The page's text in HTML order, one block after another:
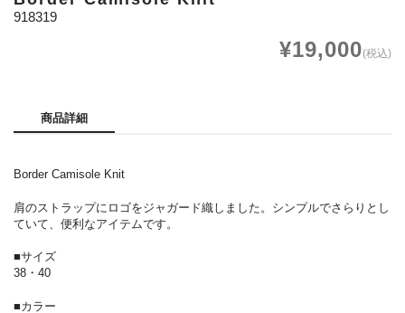
918319
¥19,000(税込)
商品詳細
Border Camisole Knit
肩のストラップにロゴをジャガード織しました。シンプルでさらりとし
ていて、便利なアイテムです。
■サイズ
38・40
■カラー